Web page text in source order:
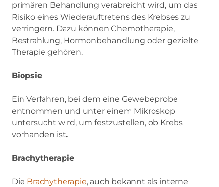
primären Behandlung verabreicht wird, um das
Risiko eines Wiederauftretens des Krebses zu
verringern. Dazu können Chemotherapie,
Bestrahlung, Hormonbehandlung oder gezielte
Therapie gehören.
Biopsie
Ein Verfahren, bei dem eine Gewebeprobe
entnommen und unter einem Mikroskop
untersucht wird, um festzustellen, ob Krebs
vorhanden ist.
Brachytherapie
Die Brachytherapie(opens in new tab)
, auch bekannt als interne